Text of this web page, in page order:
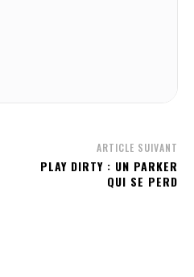
ARTICLE SUIVANT
PLAY DIRTY : UN PARKER
QUI SE PERD